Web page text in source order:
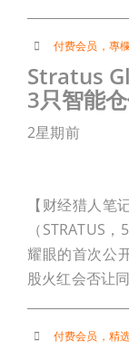
付费会员 ， 專
Stratus
3只智能
2星期前
【财经猎人
（STRATUS
耀眼的首次公
股火红会否让
付费会员 ， 精